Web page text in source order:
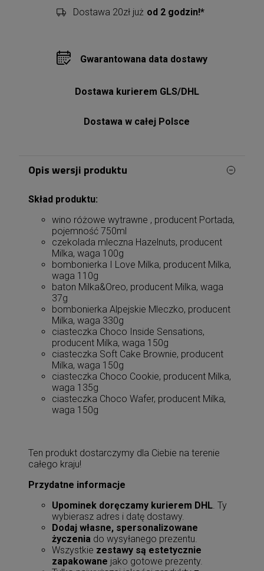
Dostawa 20zł już od 2 godzin!*
Gwarantowana data dostawy
Dostawa kurierem GLS/DHL
Dostawa w całej Polsce
Opis wersji produktu
Skład produktu:
wino różowe wytrawne , producent Portada,
pojemność 750ml
czekolada mleczna Hazelnuts, producent
Milka, waga 100g
bombonierka I Love Milka, producent Milka,
waga 110g
baton Milka&Oreo, producent Milka, waga
37g
bombonierka Alpejskie Mleczko, producent
Milka, waga 330g
ciasteczka Choco Inside Sensations,
producent Milka, waga 150g
ciasteczka Soft Cake Brownie, producent
Milka, waga 150g
ciasteczka Choco Cookie, producent Milka,
waga 135g
ciasteczka Choco Wafer, producent Milka,
waga 150g
Ten produkt dostarczymy dla Ciebie na terenie
całego kraju!
Przydatne informacje
Upominek doręczamy kurierem DHL. Ty
wybierasz adres i datę dostawy.
Dodaj własne, spersonalizowane
życzenia do wysyłanego prezentu.
Wszystkie zestawy są estetycznie
zapakowane jako gotowe prezenty.